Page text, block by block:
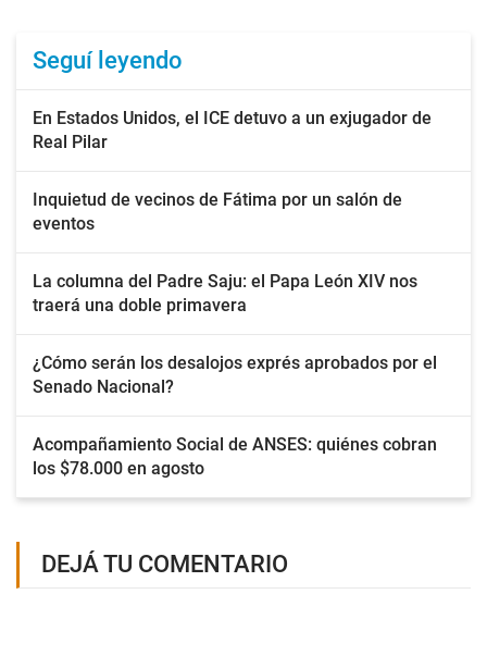
Seguí leyendo
En Estados Unidos, el ICE detuvo a un exjugador de
Real Pilar
Inquietud de vecinos de Fátima por un salón de
eventos
La columna del Padre Saju: el Papa León XIV nos
traerá una doble primavera
¿Cómo serán los desalojos exprés aprobados por el
Senado Nacional?
Acompañamiento Social de ANSES: quiénes cobran
los $78.000 en agosto
DEJÁ TU COMENTARIO